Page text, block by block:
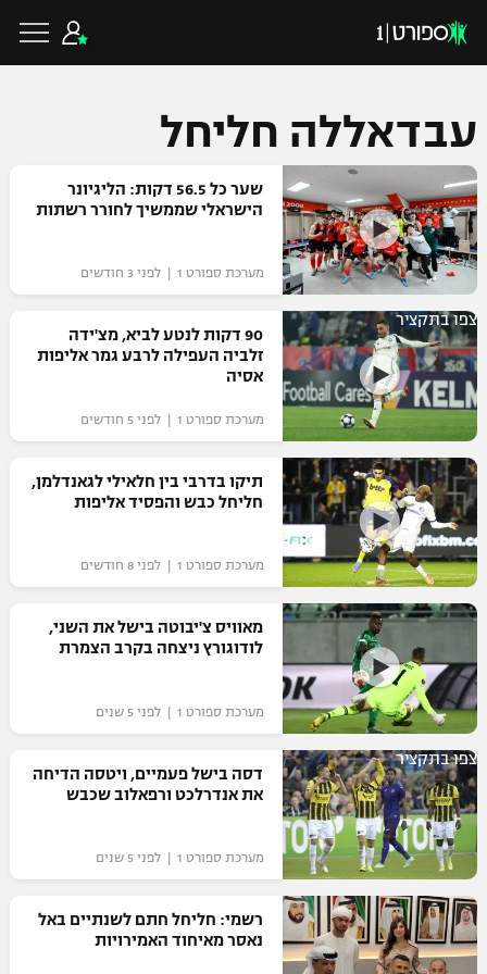
VOD
תוצאות
לוח שידורים
ברחבה
"מעל הליגה" – פודקאסט
כדורגל ישראלי
ליגת העל
גביע הטוטו
ליגיונרים
גביע המדינה
נבחרת ישראל
מכבי חיפה
בית"ר ירושלים
מכבי תל אביב
הפועל תל אביב
הפועל חיפה
הפועל באר שבע
מכבי נתניה
בני יהודה
כדורגל עולמי
ליגת האלופות
ליגה אירופית
ליגה אנגלית
ליגה גרמנית
ליגה ספרדית
ליגה איטלקית
ליגה צרפתית
ליגה הולנדית
ליגה סינית
ליגה ברזילאית
ליגות נוספות
כדורסל ישראלי
ליגת ווינר סל
ליגה לאומית
כדורסל נשים
מכבי תל אביב
הפועל חולון
הפועל ירושלים
דני אבדיה
כדורסל עולמי
NBA
יורוליג
יורוקאפ
ענפים נוספים
טניס
כדוריד
כדורעף
שחייה
ג'ודו
אגרוף
ספורט אולימפי
UFC
היאבקות WWE
עבדאללה חליחל
שער כל 56.5 דקות: הליגיונר
הישראלי שממשיך לחורר רשתות
מערכת ספורט 1 | לפני 3 חודשים
צפו בתקציר
90 דקות לנטע לביא, מצ'ידה
זלביה העפילה לרבע גמר אליפות
אסיה
מערכת ספורט 1 | לפני 5 חודשים
תיקו בדרבי בין חלאילי לגאנדלמן,
חליחל כבש והפסיד אליפות
מערכת ספורט 1 | לפני 8 חודשים
מאוויס צ'יבוטה בישל את השני,
לודוגורץ ניצחה בקרב הצמרת
מערכת ספורט 1 | לפני 5 שנים
צפו בתקציר
דסה בישל פעמיים, ויטסה הדיחה
את אנדרלכט ורפאלוב שכבש
מערכת ספורט 1 | לפני 5 שנים
רשמי: חליחל חתם לשנתיים באל
נאסר מאיחוד האמירויות